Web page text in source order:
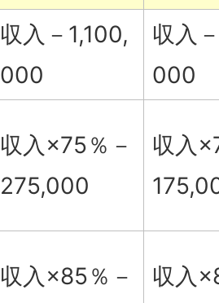
収入－1,100,
000
収入
000
収入×75％－
275,000
収入
収入×85％－ 収入